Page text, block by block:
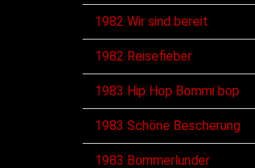
1982 Wir sind bereit
1982 Reisefieber
1983 Hip Hop Bommi bop
1983 Schöne Bescherung
1983 Bommerlunder